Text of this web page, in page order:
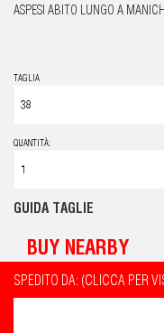
ASPESI ABITO LUNGO A
TAGLIA
QUANTITÀ:
GUIDA TAGLIE
BUY NEARBY
SPEDITO DA: (CLICCA PER